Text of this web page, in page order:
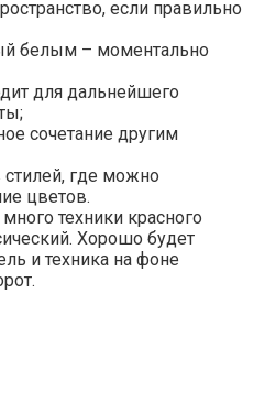
если правильно
белым – моментально
для дальнейшего
сочетание другим
где можно
цветов.
техники красного
Хорошо будет
и техника на фоне